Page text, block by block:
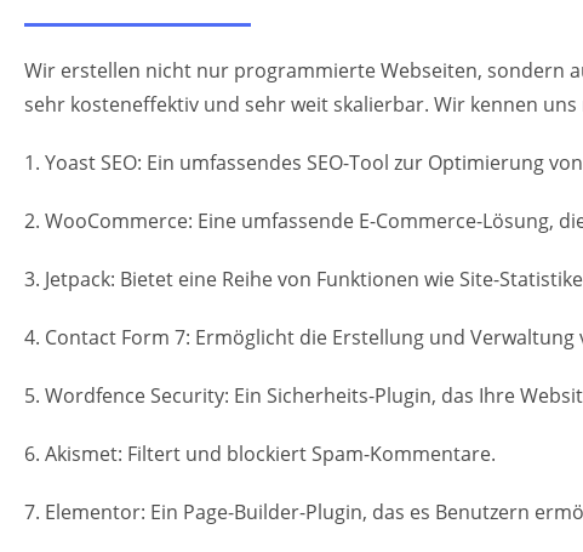
Wir erstellen nicht nur programmierte Webseiten, sondern
sehr kosteneffektiv und sehr weit skalierbar. Wir kennen
1. Yoast SEO: Ein umfassendes SEO-Tool zur Optimierung
2. WooCommerce: Eine umfassende E-Commerce-Lösung,
3. Jetpack: Bietet eine Reihe von Funktionen wie Site-
4. Contact Form 7: Ermöglicht die Erstellung und
5. Wordfence Security: Ein Sicherheits-Plugin, das Ihre
6. Akismet: Filtert und blockiert Spam-Kommentare.
7. Elementor: Ein Page-Builder-Plugin, das es Benutzern